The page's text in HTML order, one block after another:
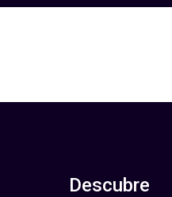
Descubre